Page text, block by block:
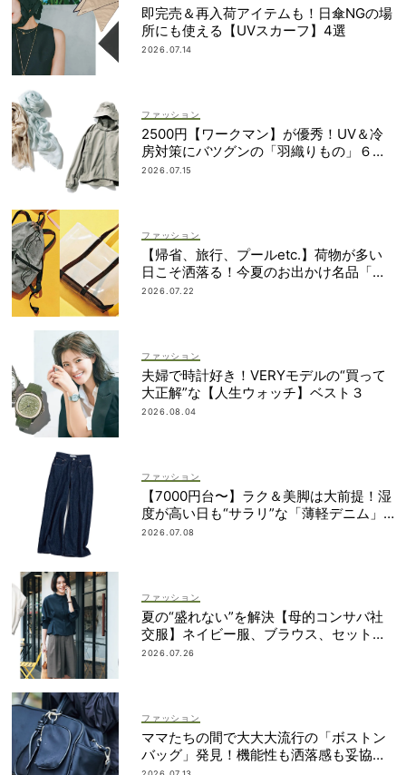
即完売＆再入荷アイテムも！日傘NGの場
所にも使える【UVスカーフ】4選
2026.07.14
ファッション
2500円【ワークマン】が優秀！UV＆冷
房対策にバツグンの「羽織りもの」６選
＜水際、旅行etc.＞
2026.07.15
ファッション
【帰省、旅行、プールetc.】荷物が多い
日こそ洒落る！今夏のお出かけ名品「ト
ート＆リュック」５選
2026.07.22
ファッション
夫婦で時計好き！VERYモデルの“買って
大正解”な【人生ウォッチ】ベスト３
2026.08.04
ファッション
【7000円台〜】ラク＆美脚は大前提！湿
度が高い日も“サラリ”な「薄軽デニム」3
選
2026.07.08
ファッション
夏の“盛れない”を解決【母的コンサバ社
交服】ネイビー服、ブラウス、セットア
ップetc.
2026.07.26
ファッション
ママたちの間で大大大流行の「ボストン
バッグ」発見！機能性も洒落感も妥協し